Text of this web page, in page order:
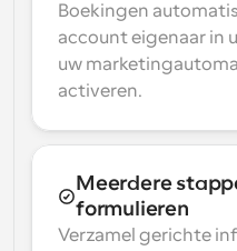
Boekingen
account eigenaar in
uw
activeren.
Meerdere
formulieren
Verzamel gerichte